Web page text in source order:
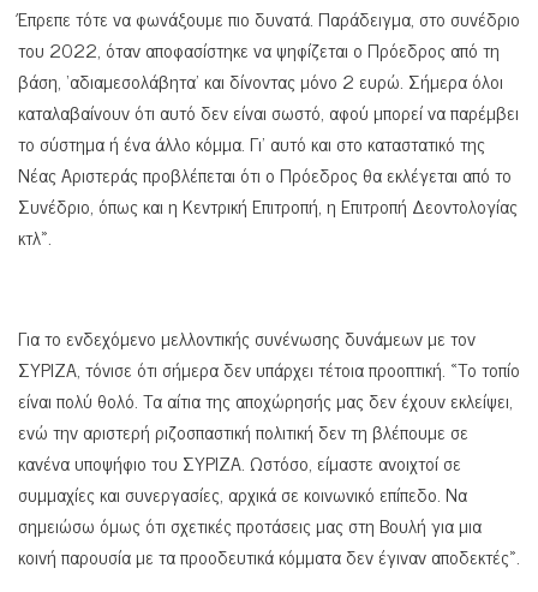
Έπρεπε τότε να φωνάξουμε πιο δυνατά. Παράδειγμα, στο συνέδριο
του 2022, όταν αποφασίστηκε να ψηφίζεται ο Πρόεδρος από τη
βάση, ‘αδιαμεσολάβητα’ και δίνοντας μόνο 2 ευρώ. Σήμερα όλοι
καταλαβαίνουν ότι αυτό δεν είναι σωστό, αφού μπορεί να παρέμβει
το σύστημα ή ένα άλλο κόμμα. Γι’ αυτό και στο καταστατικό της
Νέας Αριστεράς προβλέπεται ότι ο Πρόεδρος θα εκλέγεται από το
Συνέδριο, όπως και η Κεντρική Επιτροπή, η Επιτροπή Δεοντολογίας
κτλ».
Για το ενδεχόμενο μελλοντικής συνένωσης δυνάμεων με τον
ΣΥΡΙΖΑ, τόνισε ότι σήμερα δεν υπάρχει τέτοια προοπτική. «Το τοπίο
είναι πολύ θολό. Τα αίτια της αποχώρησής μας δεν έχουν εκλείψει,
ενώ την αριστερή ριζοσπαστική πολιτική δεν τη βλέπουμε σε
κανένα υποψήφιο του ΣΥΡΙΖΑ. Ωστόσο, είμαστε ανοιχτοί σε
συμμαχίες και συνεργασίες, αρχικά σε κοινωνικό επίπεδο. Να
σημειώσω όμως ότι σχετικές προτάσεις μας στη Βουλή για μια
κοινή παρουσία με τα προοδευτικά κόμματα δεν έγιναν αποδεκτές».